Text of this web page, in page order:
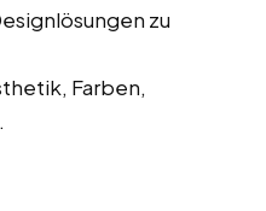
zu
Farben,